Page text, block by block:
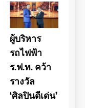
ผู้บริหาร
รถไฟฟ้า
ร.ฟ.ท. คว้า
รางวัล
‘ศิลปินดีเด่น’